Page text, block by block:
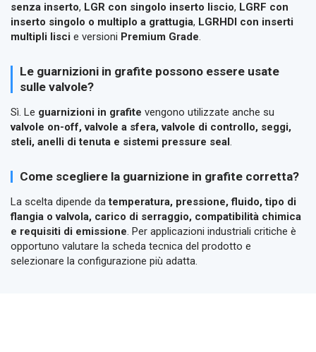
senza inserto, LGR con singolo inserto liscio, LGRF con
inserto singolo o multiplo a grattugia, LGRHDI con inserti
multipli lisci e versioni Premium Grade.
Le guarnizioni in grafite possono essere usate
sulle valvole?
Sì. Le guarnizioni in grafite vengono utilizzate anche su
valvole on-off, valvole a sfera, valvole di controllo, seggi,
steli, anelli di tenuta e sistemi pressure seal .
Come scegliere la guarnizione in grafite corretta?
La scelta dipende datemperatura, pressione, fluido, tipo di
flangia o valvola, carico di serraggio, compatibilità chimica
e requisiti di emissione. Per applicazioni industriali critiche è
opportuno valutare la scheda tecnica del prodotto e
selezionare la configurazione più adatta.